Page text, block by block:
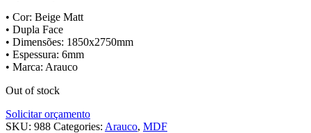
• Cor: Beige Matt
• Dupla Face
• Dimensões: 1850x2750mm
• Espessura: 6mm
• Marca: Arauco
Out of stock
Solicitar orçamento
SKU: 988 Categories: Arauco, MDF